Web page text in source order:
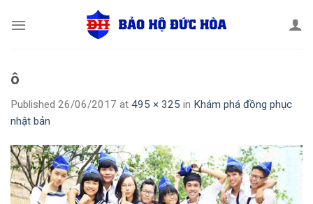
ô
Published 26/06/2017 at 495 × 325 in Khám phá đồng phục
nhật bản